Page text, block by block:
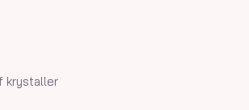
krystaller